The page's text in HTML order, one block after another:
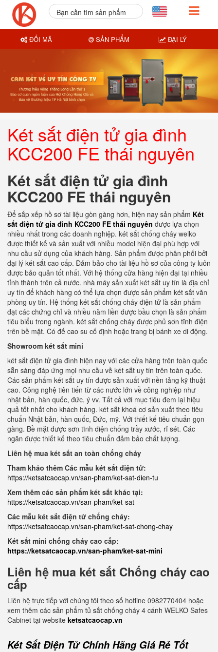
Két sắt điện tử gia đình
KCC200 FE thái nguyên
Két sắt điện tử gia đình
KCC200 FE thái nguyên
Để sắp xếp hồ sơ tài liệu gòn gàng hơn, hiện nay sản phẩm Két
sắt điện tử gia đình KCC200 FE thái nguyên được lựa chọn
nhiều nhất trong các doanh nghiệp. két sắt chống cháy welko
được thiết kế và sản xuất với nhiều model hiện đại phù hợp với
nhu cầu sử dụng của khách hàng. Sản phẩm được phân phối bởi
đại lý két sắt cao cấp. Đảm bảo cho tài liệu hồ sơ của công ty luôn
được bảo quản tốt nhất. Với hệ thống cửa hàng hiện đại tại nhiều
tỉnh thành trên cả nước. nhà máy sản xuất két sắt uy tín là địa chỉ
uy tín để khách hàng có thể lựa chọn được sản phẩm két sắt văn
phòng uy tín. Hệ thống két sắt chống cháy điện tử là sản phẩm
đạt các chứng chỉ và nhiều năm liền được bầu chọn là sản phẩm
tiêu biểu trong ngành. két sắt chống cháy được phủ sơn tĩnh điện
trên bề mặt. Có đế cao su cố định hoặc trang bị bánh xe di động.
Showroom két sắt mini
két sắt điện tử gia đình hiện nay với các cửa hàng trên toàn quốc
sẵn sàng đáp ứng mọi nhu cầu về két sắt uy tín trên toàn quốc.
Các sản phẩm két sắt uy tín được sản xuất với nền tảng kỹ thuật
cao. Công nghệ tiên tiến từ các nước lớn về công nghiệp như
nhật bản, hàn quốc, đức, ý vv. Tất cả với mục tiêu đem lại hiệu
quả tốt nhất cho khách hàng. két sắt khoá cơ sản xuất theo tiêu
chuẩn Nhật bản, hàn quốc, Đức, mỹ. Với thiết kế tiêu chuẩn gọn
gàng. Bề mặt được sơn tĩnh điện chống trầy xước, rỉ sét. Các
ngăn được thiết kế theo tiêu chuẩn đảm bảo chất lượng.
Liên hệ mua két sắt an toàn chống cháy
Tham khảo thêm Các mẫu két sắt điện tử:
https://ketsatcaocap.vn/san-pham/ket-sat-dien-tu
Xem thêm các sản phẩm két sắt khác tại:
https://ketsatcaocap.vn/san-pham/ket-sat
Các mẫu két sắt điện tử chống cháy:
https://ketsatcaocap.vn/san-pham/ket-sat-chong-chay
Két sắt mini chống cháy cao cấp:
https://ketsatcaocap.vn/san-pham/ket-sat-mini
Liên hệ mua két sắt Chống cháy cao
cấp
Liên hệ trực tiếp với chúng tôi theo số hotline 0982770404 hoặc
xem thêm các sản phẩm tủ sắt chống cháy 4 cánh WELKO Safes
Cabinet tại website ketsatcaocap.vn
Két Sắt Điện Tử Chính Hãng Giá Rẻ Tốt
Bạn cần tìm sản phẩm
ĐỔI MÃ SẢN PHẨM ĐẠI LÝ